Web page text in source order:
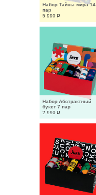
Набор Тайны мира 14
пар
5 990 Р
Набор Абстрактный
букет 7 пар
2 990 Р